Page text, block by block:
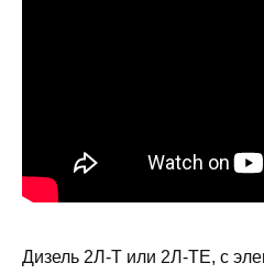
Дизель 2Л-Т или 2Л-ТЕ, с